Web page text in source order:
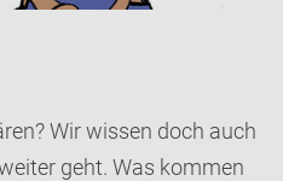
Wir wissen doch auch
geht. Was kommen